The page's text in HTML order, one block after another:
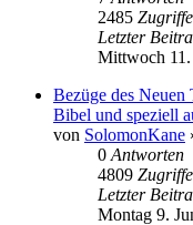
2485 Zugriffe
Letzter
Mittwoch
Bezüge des Neuen
Bibel und speziell
von SolomonKane
0 Antworten
4809 Zugriffe
Letzter
Montag 9.